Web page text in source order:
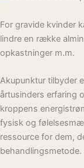
For gravide kvinder
lindre en række
opkastninger m.m.
Akupunktur tilbyder
årtusinders erfaring
kroppens
fysisk og
ressource for dem,
behandlingsmetode.